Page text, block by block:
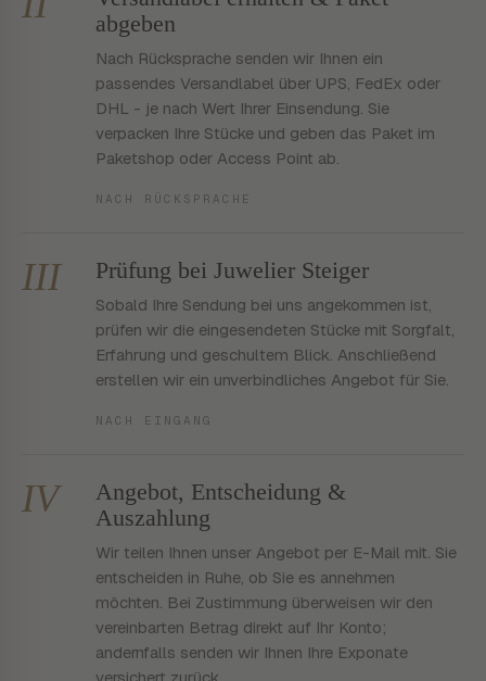
abgeben
Nach Rücksprache senden wir Ihnen ein
passendes Versandlabel über UPS, FedEx oder
DHL - je nach Wert Ihrer Einsendung. Sie
verpacken Ihre Stücke und geben das Paket im
Paketshop oder Access Point ab.
NACH RÜCKSPRACHE
III Prüfung bei Juwelier Steiger
Sobald Ihre Sendung bei uns angekommen ist,
prüfen wir die eingesendeten Stücke mit Sorgfalt,
Erfahrung und geschultem Blick. Anschließend
erstellen wir ein unverbindliches Angebot für Sie.
NACH EINGANG
IV
Angebot, Entscheidung &
Auszahlung
Wir teilen Ihnen unser Angebot per E-Mail mit. Sie
entscheiden in Ruhe, ob Sie es annehmen
möchten. Bei Zustimmung überweisen wir den
vereinbarten Betrag direkt auf Ihr Konto;
andernfalls senden wir Ihnen Ihre Exponate